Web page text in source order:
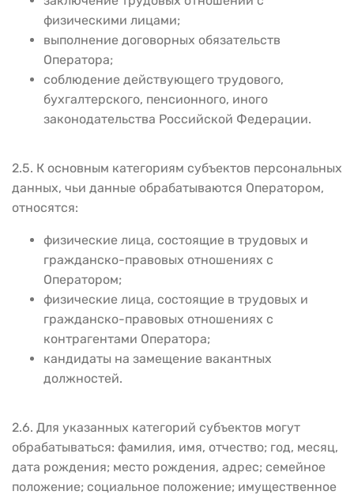
физическими лицами;
выполнение договорных обязательств
Оператора;
соблюдение действующего трудового,
бухгалтерского, пенсионного, иного
законодательства Российской Федерации.
2.5. К основным категориям субъектов персональных
данных, чьи данные обрабатываются Оператором,
относятся:
физические лица, состоящие в трудовых и
гражданско-правовых отношениях с
Оператором;
физические лица, состоящие в трудовых и
гражданско-правовых отношениях с
контрагентами Оператора;
кандидаты на замещение вакантных
должностей.
2.6. Для указанных категорий субъектов могут
обрабатываться: фамилия, имя, отчество; год, месяц,
дата рождения; место рождения, адрес; семейное
положение; социальное положение; имущественное